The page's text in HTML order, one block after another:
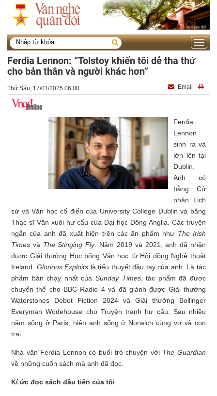
Toggle
Ferdia Lennon: “Tolstoy khiến tôi dễ tha thứ
cho bản thân và người khác hơn”
Thứ Sáu, 17/01/2025 06:08 Email
Ferdia
Lennon
sinh ra và
lớn lên tại
Dublin.
Anh có
bằng Cử
nhân Lịch
sử và Văn học cổ điển của University College Dublin và bằng
Thạc sĩ Văn xuôi hư cấu của Đại học Đông Anglia. Các truyện
ngắn của anh đã xuất hiện trên các ấn phẩm như The Irish
Times và The Stinging Fly. Năm 2019 và 2021, anh đã nhận
được Giải thưởng Học bổng Văn học từ Hội đồng Nghệ thuật
Ireland. Glorious Exploits là tiểu thuyết đầu tay của anh. Là tác
phẩm bán chạy nhất của Sunday Times, tác phẩm đã được
chuyển thể cho BBC Radio 4 và đã giành được Giải thưởng
Waterstones Debut Fiction 2024 và Giải thưởng Bollinger
Everyman Wodehouse cho Truyện tranh hư cấu. Sau nhiều
năm sống ở Paris, hiện anh sống ở Norwich cùng vợ và con
trai.
Nhà văn Ferdia Lennon có buổi trò chuyện với The Guardian
về những cuốn sách mà anh đã đọc.
Kí ức đọc sách đầu tiên của tôi